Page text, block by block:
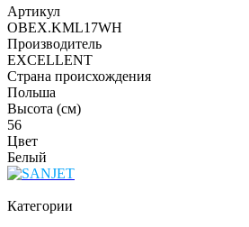
Артикул
OBEX.KML17WH
Производитель
EXCELLENT
Страна происхождения
Польша
Высота (см)
56
Цвет
Белый
Категории